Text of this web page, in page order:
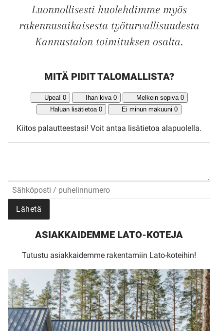
Luonnollisesti huolehdimme myös
rakennusaikaisesta työturvallisuudesta
Kannustalon toimituksen osalta.
MITÄ PIDIT TALOMALLISTA?
Upea! 0 Ihan kiva 0 Melkein sopiva 0
Haluan lisätietoa 0 Ei minun makuuni 0
Kiitos palautteestasi! Voit antaa lisätietoa alapuolella.
Lähetä
ASIAKKAIDEMME LATO-KOTEJA
Tutustu asiakkaidemme rakentamiin Lato-koteihin!
UUSI
UNELMISTA
TALOKIRJA ON
JULKAISTU
Upea yli 200-sivuinen talokirja!
Tilaa esite